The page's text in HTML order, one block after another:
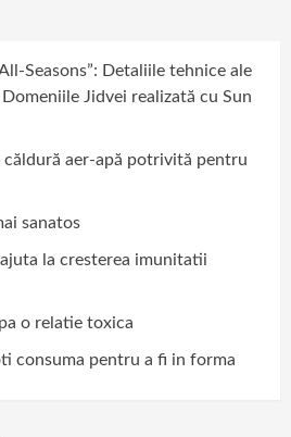
Seasons”: Detaliile tehnice ale
Jidvei realizată cu Sun
căldură aer-apă potrivită pentru
sanatos
la cresterea imunitatii
o relatie toxica
consuma pentru a fi in forma